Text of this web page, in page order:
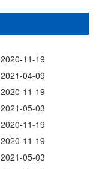
2020-11-19
2021-04-09
2020-11-19
2021-05-03
2020-11-19
2020-11-19
2021-05-03